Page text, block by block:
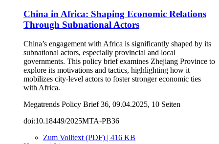
China in Africa: Shaping Economic Relations
Through Subnational Actors
China’s engagement with Africa is significantly shaped by its
subnational actors, especially provincial and local
governments. This policy brief examines Zhejiang Province to
explore its motivations and tactics, highlighting how it
mobilizes city-level actors to foster stronger economic ties
with Africa.
Megatrends Policy Brief 36, 09.04.2025, 10 Seiten
doi:10.18449/2025MTA-PB36
Zum Volltext (PDF) | 416 KB